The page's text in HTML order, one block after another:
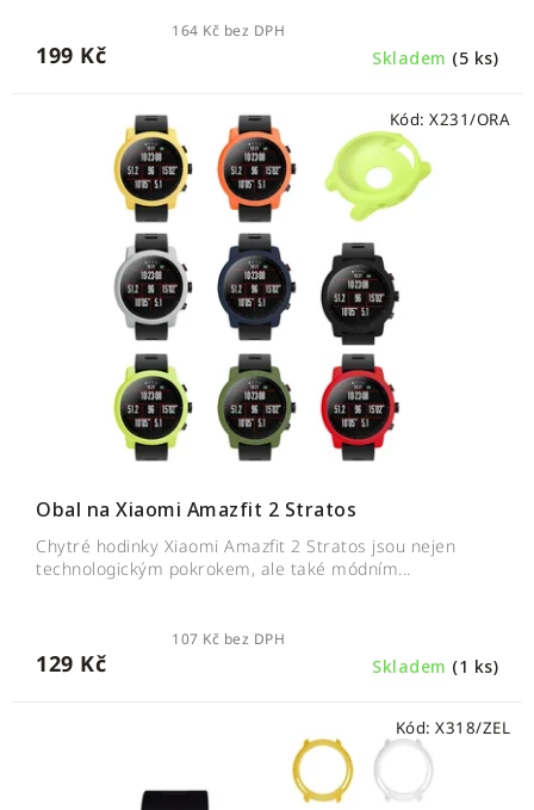
Skladem (5 ks)
164 Kč bez DPH
199 Kč
Obal na Xiaomi Amazfit 2 Stratos
Skladem (1 ks)
107 Kč bez DPH
129 Kč
Chytré hodinky Xiaomi Amazfit 2 Stratos jsou nejen
technologickým pokrokem, ale také módním...
Kód: X231/ORA
Kód: X318/ZEL